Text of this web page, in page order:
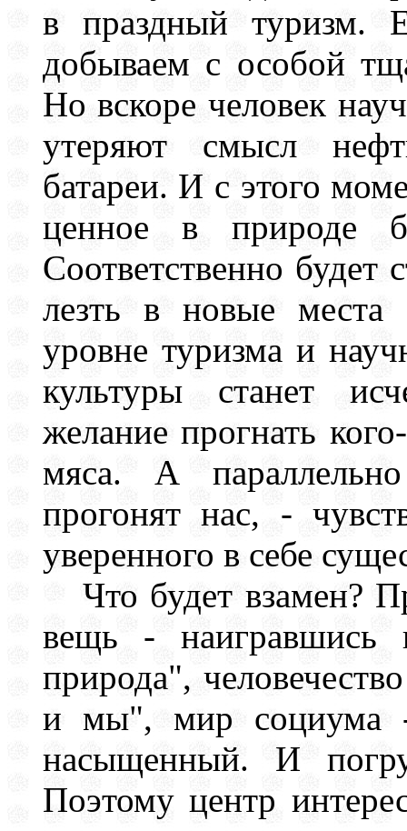
в праздный туризм.
добываем с особой
Но вскоре человек
утеряют смысл
батареи. И с этого
ценное в природе
Соответственно
лезть в новые
уровне туризма и
культуры станет
желание прогнать
мяса. А
прогонят нас, -
уверенного в себе
Что будет взамен?
вещь -
природа",
и мы", мир социума -
насыщенный. И
Поэтому центр